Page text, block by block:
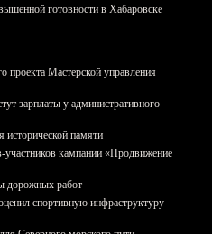
готовности в Хабаровске
проекта Мастерской управления
зарплаты у административного
исторической памяти
кампании «Продвижение
дорожных работ
спортивную инфраструктуру